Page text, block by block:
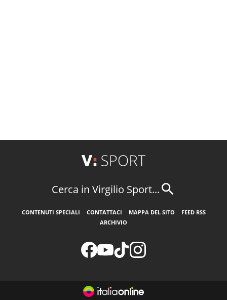
Cerca in Virgilio Sport...
CONTENUTI SPECIALI CONTATTACI MAPPA DEL SITO
FEED RSS
ARCHIVIO